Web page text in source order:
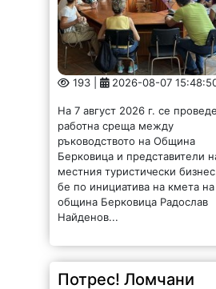
193 | 2026-08-07
На 7 август 2026 г. се проведе
работна среща между
ръководството на Община
Берковица и представители
бе по инициатива на кмета на
община Берковица Радослав
Найденов...
Потрес! Ломчани
задръстили
канализация с
парцали и завивки /
СНИМКИ/